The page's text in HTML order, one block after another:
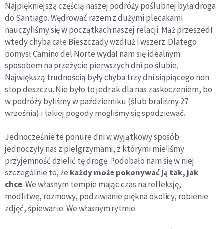
Najpiękniejszą częścią naszej podróży poślubnej była droga
do Santiago. Wędrować razem z dużymi plecakami
nauczyliśmy się w początkach naszej relacji. Mąż przeszedł
wtedy chyba całe Bieszczady wzdłuż i wszerz. Dlatego
pomysł Camino del Norte wydał nam się idealnym
sposobem na przeżycie pierwszych dni po ślubie.
Największą trudnością były chyba trzy dni siąpiącego non
stop deszczu. Nie było to jednak dla nas zaskoczeniem, bo
w podróży byliśmy w październiku (ślub braliśmy 27
września) i takiej pogody mogliśmy się spodziewać.
Jednocześnie te ponure dni w wyjątkowy sposób
jednoczyły nas z pielgrzymami, z którymi mieliśmy
przyjemność dzielić tę drogę. Podobało nam się w niej
szczególnie to, że każdy może pokonywać ją tak, jak
chce. We własnym tempie mając czas na refleksję,
modlitwę, rozmowy, podziwianie piękna okolicy, robienie
zdjęć, śpiewanie. We własnym rytmie.